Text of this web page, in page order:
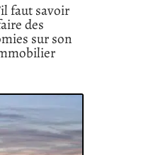
faut savoir
des
sur son